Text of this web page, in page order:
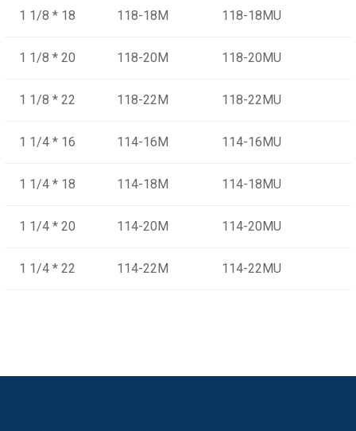
1 1/8 * 18 118-18M 118-18MU
1 1/8 * 20 118-20M 118-20MU
1 1/8 * 22 118-22M 118-22MU
1 1/4 * 16 114-16M 114-16MU
1 1/4 * 18 114-18M 114-18MU
1 1/4 * 20 114-20M 114-20MU
1 1/4 * 22 114-22M 114-22MU